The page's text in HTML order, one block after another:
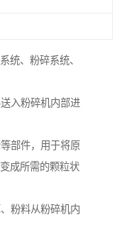
统、粉碎系统、
入粉碎机内部进
部件，用于将原
成所需的颗粒状
粉料从粉碎机内